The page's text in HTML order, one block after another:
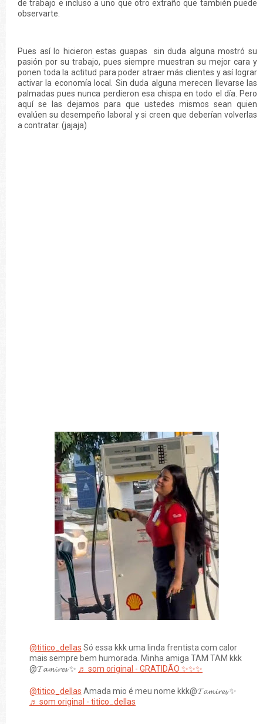
de trabajo e incluso a uno que otro extraño que también puede
observarte.
Pues así lo hicieron estas guapas sin duda alguna mostró su
pasión por su trabajo, pues siempre muestran su mejor cara y
ponen toda la actitud para poder atraer más clientes y así lograr
activar la economía local. Sin duda alguna merecen llevarse las
palmadas pues nunca perdieron esa chispa en todo el día. Pero
aquí se las dejamos para que ustedes mismos sean quien
evalúen su desempeño laboral y si creen que deberían volverlas
a contratar. (jajaja)
@titico_dellas Só essa kkk uma linda frentista com calor
mais sempre bem humorada. Minha amiga TAM TAM kkk
@𝓣𝓪𝓶𝓲𝓻𝓮𝓼 ✨️ ♬ som original - GRATIDÃO ✨✨✨
@titico_dellas Amada mio é meu nome kkk@𝓣𝓪𝓶𝓲𝓻𝓮𝓼 ✨️
♬ som original - titico_dellas